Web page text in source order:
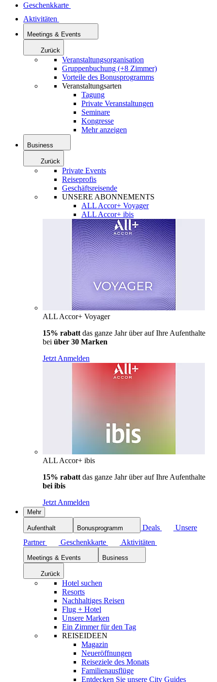
Geschenkkarte
Aktivitäten
Meetings & Events
Zurück
Veranstaltungsorganisation
Gruppenbuchung (+8 Zimmer)
Vorteile des Bonusprogramms
Veranstaltungsarten
Tagung
Private Veranstaltungen
Seminare
Kongresse
Mehr anzeigen
Business
Zurück
Private Events
Reiseprofis
Geschäftsreisende
UNSERE ABONNEMENTS
ALL Accor+ Voyager
ALL Accor+ ibis
ALL Accor+ Voyager
15% rabatt das ganze Jahr über auf Ihre Aufenthalte
bei über 30 Marken
Jetzt Anmelden
ALL Accor+ ibis
15% rabatt das ganze Jahr über auf Ihre Aufenthalte
bei ibis
Jetzt Anmelden
Mehr
Aufenthalt Bonusprogramm Deals
Unsere
Partner
Geschenkkarte Aktivitäten
Meetings & Events Business
Zurück
Hotel suchen
Resorts
Nachhaltiges Reisen
Flug + Hotel
Unsere Marken
Ein Zimmer für den Tag
REISEIDEEN
Magazin
Neueröffnungen
Reiseziele des Monats
Familienausflüge
Entdecken Sie unsere City Guides